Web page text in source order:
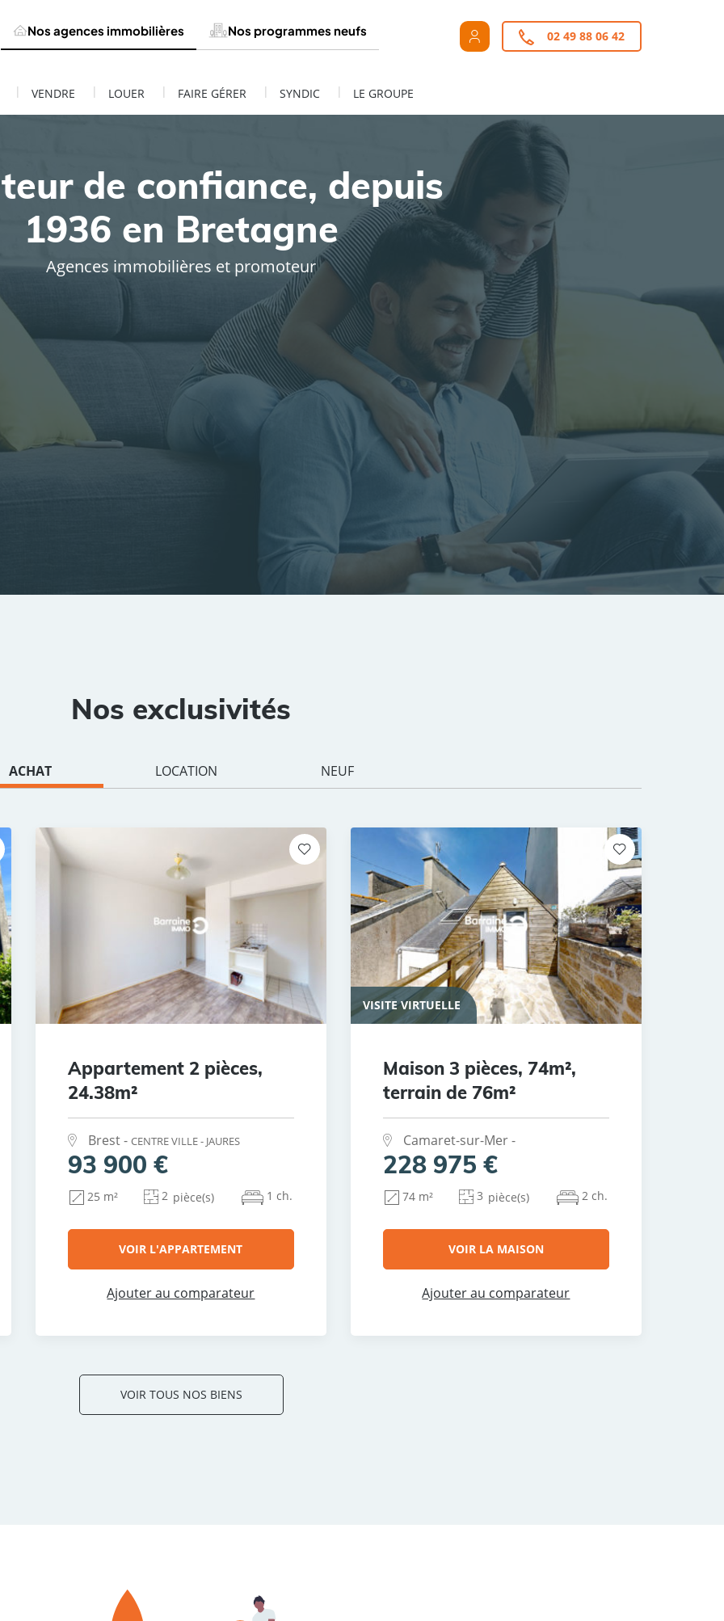
Nos agences immobilières Nos programmes neufs 02 49 88 06 42
| VENDRE | LOUER | FAIRE GÉRER | SYNDIC | LE GROUPE
de confiance, depuis
1936 en Bretagne
Agences immobilières et promoteur
ESTIMATION DE MON BIEN
Rayon Budget
Nos exclusivités
ACHAT LOCATION NEUF
Appartement 2 pièces,
24.38m²
Brest - CENTRE VILLE - JAURES
93 900 €
25 m² 2 pièce(s) 1 ch.
VOIR L'APPARTEMENT
Ajouter au comparateur
VISITE VIRTUELLE
Maison 3 pièces, 74m²,
terrain de 76m²
Camaret-sur-Mer -
228 975 €
74 m² 3 pièce(s) 2 ch.
VOIR LA MAISON
Ajouter au comparateur
VOIR TOUS NOS BIENS